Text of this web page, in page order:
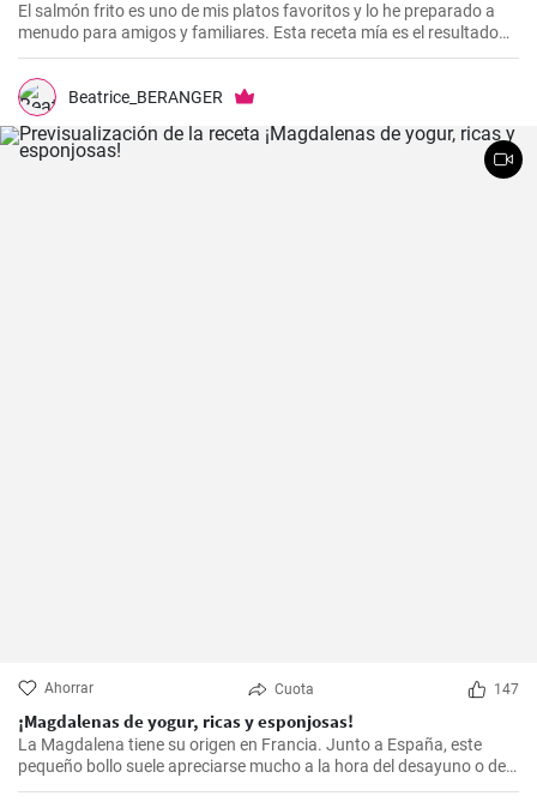
El salmón frito es uno de mis platos favoritos y lo he preparado a
menudo para amigos y familiares. Esta receta mía es el resultado
de mucha experimentación y personalización. Lo sorprendente es
que es increíblemente fácil de hacer y, a la vez, tan sabrosa e
impresionante. Un trozo de filete de salmón fresco se marina en un
encurtido picante y está listo para servir al cabo de dos días.
Beatrice_BERANGER
Ahorrar Cuota 147
¡Magdalenas de yogur, ricas y esponjosas!
La Magdalena tiene su origen en Francia. Junto a España, este
pequeño bollo suele apreciarse mucho a la hora del desayuno o de
la merienda. ¡Con la receta que os propongo hoy, vuestras